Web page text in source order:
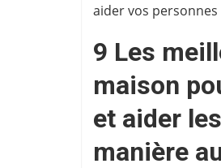
aider vos
9 Les
maison
et aider
manière